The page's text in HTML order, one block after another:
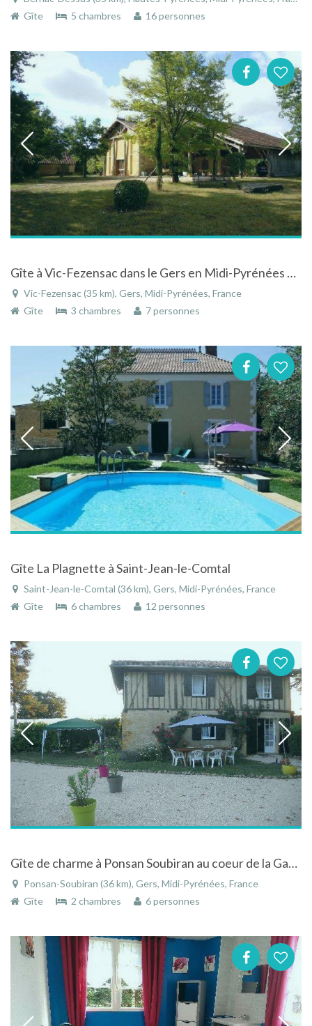
Gîte
5 chambres 16 personnes
Gîte à Vic-Fezensac dans le Gers en Midi-Pyrénées avec vue panoramique sur la campagne Gersoise
Vic-Fezensac (35 km), Gers, Midi-Pyrénées, France
Gîte
3 chambres 7 personnes
Gîte La Plagnette à Saint-Jean-le-Comtal
Saint-Jean-le-Comtal (36 km), Gers, Midi-Pyrénées, France
Gîte
6 chambres 12 personnes
Gîte de charme à Ponsan Soubiran au coeur de la Gascogne
Ponsan-Soubiran (36 km), Gers, Midi-Pyrénées, France
Gîte
2 chambres 6 personnes